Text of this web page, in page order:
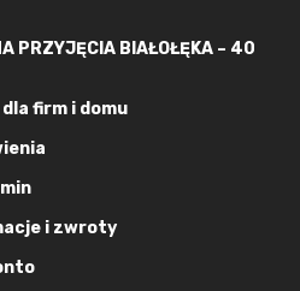
PRZYJĘCIA BIAŁOŁĘKA – 40
dla firm i domu
i zwroty